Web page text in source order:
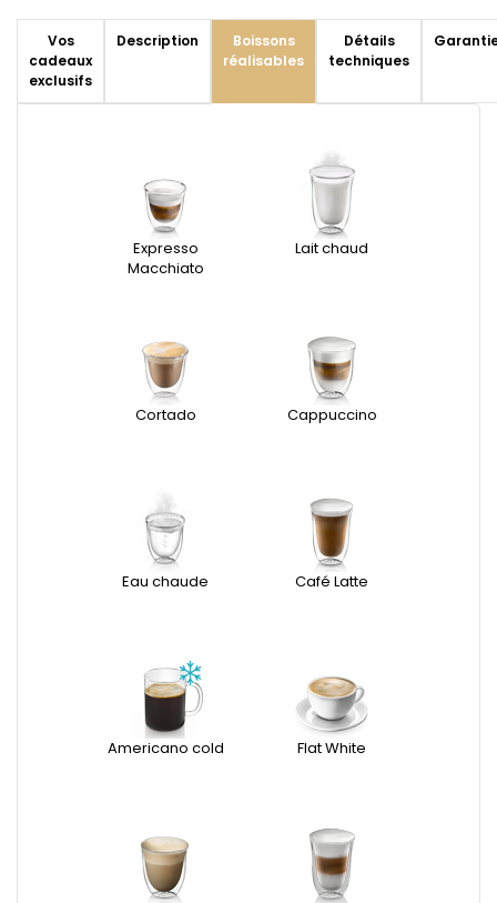
Vos
cadeaux
exclusifs
Description
Boissons
réalisables
Détails
techniques
Expresso
Macchiato
Lait chaud
Cortado Cappuccino
Eau chaude Café Latte
Americano cold Flat White